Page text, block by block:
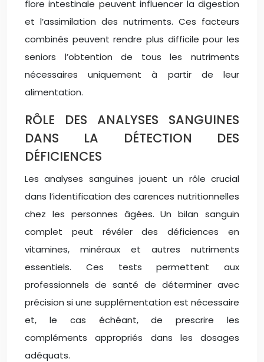
flore intestinale peuvent influencer la digestion
et l’assimilation des nutriments. Ces facteurs
combinés peuvent rendre plus difficile pour les
seniors l’obtention de tous les nutriments
nécessaires uniquement à partir de leur
alimentation.
RÔLE DES ANALYSES SANGUINES
DANS LA DÉTECTION DES
DÉFICIENCES
Les analyses sanguines jouent un rôle crucial
dans l’identification des carences nutritionnelles
chez les personnes âgées. Un bilan sanguin
complet peut révéler des déficiences en
vitamines, minéraux et autres nutriments
essentiels. Ces tests permettent aux
professionnels de santé de déterminer avec
précision si une supplémentation est nécessaire
et, le cas échéant, de prescrire les
compléments appropriés dans les dosages
adéquats.